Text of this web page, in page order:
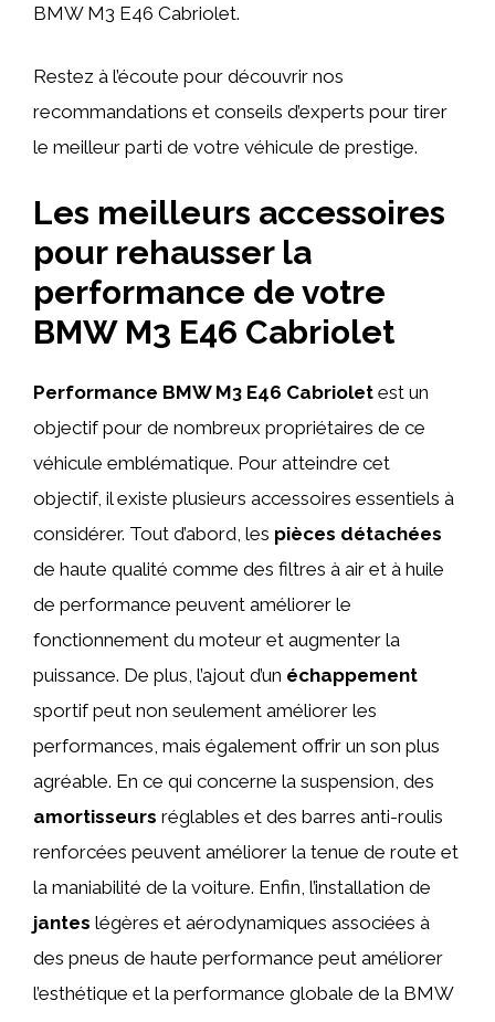
BMW M3 E46 Cabriolet.
Restez à l’écoute pour découvrir nos
recommandations et conseils d’experts pour tirer
le meilleur parti de votre véhicule de prestige.
Les meilleurs accessoires
pour rehausser la
performance de votre
BMW M3 E46 Cabriolet
Performance BMW M3 E46 Cabriolet est un
objectif pour de nombreux propriétaires de ce
véhicule emblématique. Pour atteindre cet
objectif, il existe plusieurs accessoires essentiels à
considérer. Tout d’abord, les pièces détachées
de haute qualité comme des filtres à air et à huile
de performance peuvent améliorer le
fonctionnement du moteur et augmenter la
puissance. De plus, l’ajout d’un échappement
sportif peut non seulement améliorer les
performances, mais également offrir un son plus
agréable. En ce qui concerne la suspension, des
amortisseurs réglables et des barres anti-roulis
renforcées peuvent améliorer la tenue de route et
la maniabilité de la voiture. Enfin, l’installation de
jantes légères et aérodynamiques associées à
des pneus de haute performance peut améliorer
l’esthétique et la performance globale de la BMW